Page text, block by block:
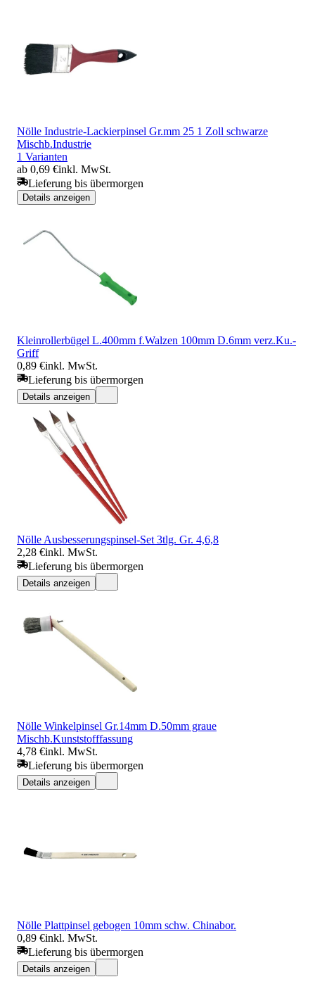
Nölle Industrie-Lackierpinsel Gr.mm 25 1 Zoll schwarze
Mischb.Industrie
1 Varianten
ab 0,69 €inkl. MwSt.
Lieferung bis übermorgen
Details anzeigen
Kleinrollerbügel L.400mm f.Walzen 100mm D.6mm verz.Ku.-
Griff
0,89 €inkl. MwSt.
Lieferung bis übermorgen
Details anzeigen
Nölle Ausbesserungspinsel-Set 3tlg. Gr. 4,6,8
2,28 €inkl. MwSt.
Lieferung bis übermorgen
Details anzeigen
Nölle Winkelpinsel Gr.14mm D.50mm graue
Mischb.Kunststofffassung
4,78 €inkl. MwSt.
Lieferung bis übermorgen
Details anzeigen
Nölle Plattpinsel gebogen 10mm schw. Chinabor.
0,89 €inkl. MwSt.
Lieferung bis übermorgen
Details anzeigen